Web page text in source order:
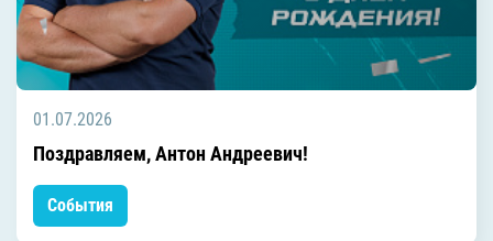
01.07.2026
Поздравляем, Антон Андреевич!
События